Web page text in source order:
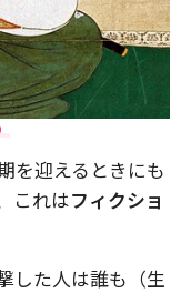
を迎えるときにも
これはフィクショ
した人は誰も（生